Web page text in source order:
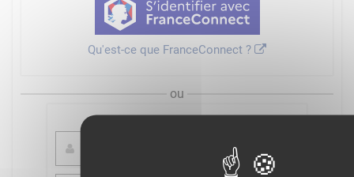
Qu'est-ce que FranceConnect ?
ou